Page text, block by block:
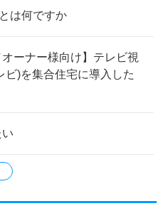
は何ですか
オーナー様向け】テレビ視
ビ)を集合住宅に導入した